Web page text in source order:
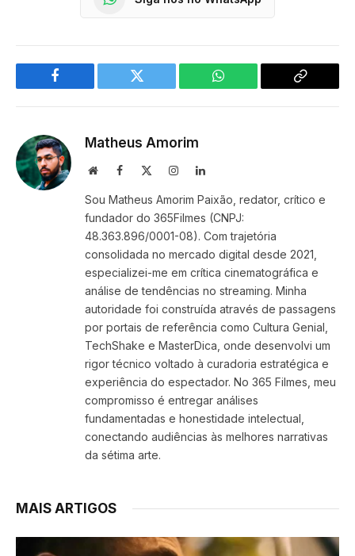
Facebook Twitter WhatsApp
Copy
Matheus Amorim
WebsiteFacebook InstagramLinkedIn
Sou Matheus Amorim Paixão, redator, crítico e
fundador do 365Filmes (CNPJ:
48.363.896/0001-08). Com trajetória
consolidada no mercado digital desde 2021,
especializei-me em crítica cinematográfica e
análise de tendências no streaming. Minha
autoridade foi construída através de passagens
por portais de referência como Cultura Genial,
TechShake e MasterDica, onde desenvolvi um
rigor técnico voltado à curadoria estratégica e
experiência do espectador. No 365 Filmes, meu
compromisso é entregar análises
fundamentadas e honestidade intelectual,
conectando audiências às melhores narrativas
da sétima arte.
MAIS ARTIGOS